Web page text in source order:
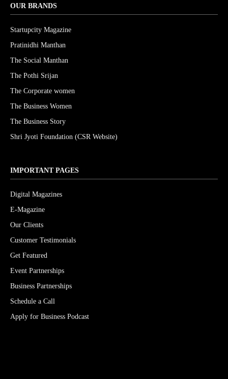
OUR BRANDS
Startupcity Magazine
Pratinidhi Manthan
The Social Manthan
The Pothi Srijan
The Corporate women
The Business Women
The Business Story
Shri Jyoti Foundation (CSR Website)
IMPORTANT PAGES
Digital Magazines
E-Magazine
Our Clients
Customer Testimonials
Get Featured
Event Partnerships
Business Partnerships
Schedule a Call
Apply for Business Podcast